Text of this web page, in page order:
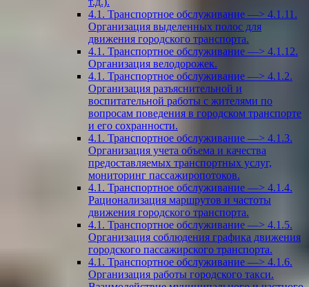
4.1. Транспортное обслуживание —> 4.1.11.
Организация выделенных полос для
движения городского транспорта.
4.1. Транспортное обслуживание —> 4.1.12.
Организация велодорожек.
4.1. Транспортное обслуживание —> 4.1.2.
Организация разъяснительной и
воспитательной работы с жителями по
вопросам поведения в городском транспорте
и его сохранности.
4.1. Транспортное обслуживание —> 4.1.3.
Организация учета объема и качества
предоставляемых транспортных услуг,
мониторинг пассажиропотоков.
4.1. Транспортное обслуживание —> 4.1.4.
Рационализация маршрутов и частоты
движения городского транспорта.
4.1. Транспортное обслуживание —> 4.1.5.
Организация соблюдения графика движения
городского пассажирского транспорта.
4.1. Транспортное обслуживание —> 4.1.6.
Организация работы городского такси.